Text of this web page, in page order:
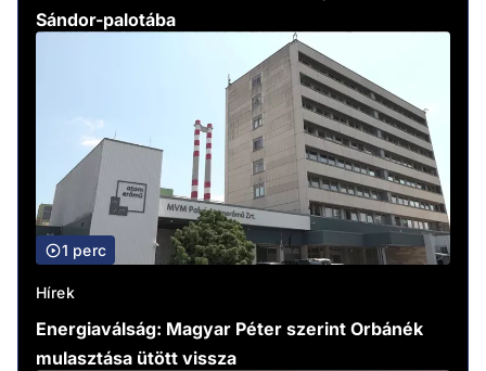
Sándor-palotába
1 perc
Hírek
Energiaválság: Magyar Péter szerint Orbánék
mulasztása ütött vissza